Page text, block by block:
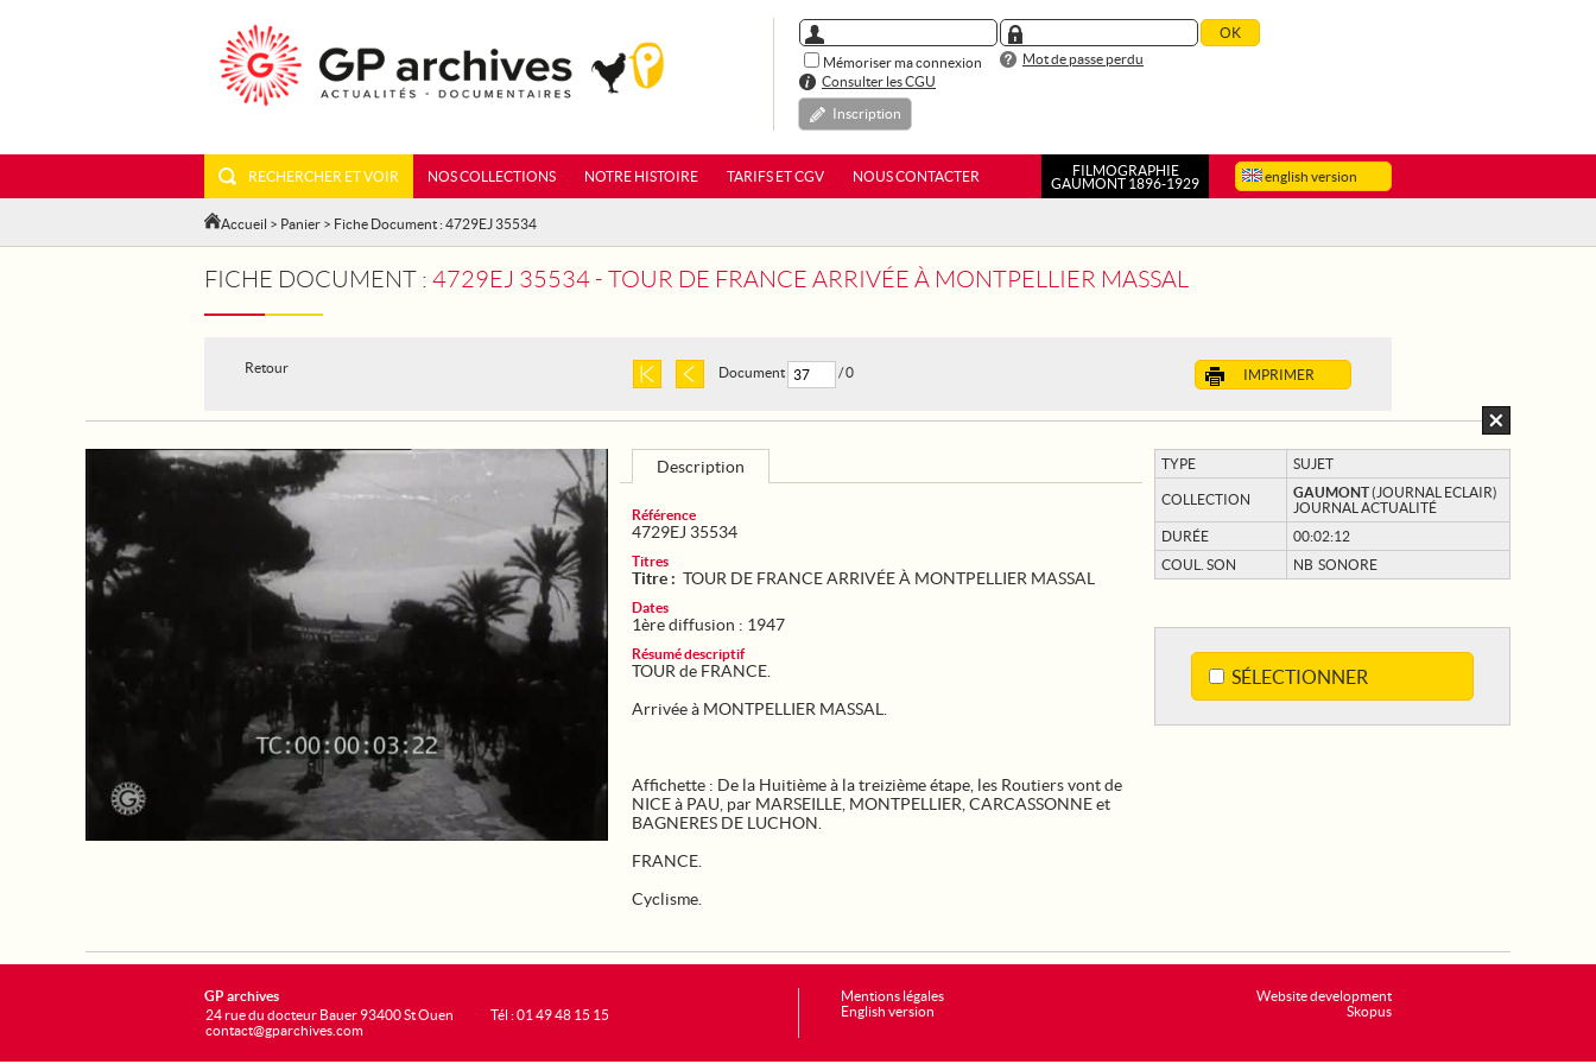
Mémoriser ma connexion
Mot de passe perdu
Consulter les CGU
Inscription
english version
RECHERCHER ET VOIR NOS COLLECTIONS NOTRE HISTOIRE TARIFS ET CGV NOUS CONTACTER
FILMOGRAPHIE
GAUMONT 1896-1929
Accueil > Panier > Fiche Document : 4729EJ 35534
FICHE DOCUMENT : 4729EJ 35534 - TOUR DE FRANCE ARRIVÉE À MONTPELLIER MASSAL
Retour IMPRIMER
Document / 0
TYPE SUJET
COLLECTION GAUMONT(JOURNAL ECLAIR)
JOURNAL ACTUALITÉ
DURÉE
00:02:12
COUL. SON
NB SONORE
SÉLECTIONNER
Description
Référence
4729EJ 35534
Titres
Titre : TOUR DE FRANCE ARRIVÉE À MONTPELLIER MASSAL
Dates
1ère diffusion : 1947
Résumé descriptif
TOUR de FRANCE.
Arrivée à MONTPELLIER MASSAL.
Affichette : De la Huitième à la treizième étape, les Routiers vont de
NICE à PAU, par MARSEILLE, MONTPELLIER, CARCASSONNE et
BAGNERES DE LUCHON.
FRANCE.
Cyclisme.
Website development
Skopus
GP archives
24 rue du docteur Bauer 93400 St Ouen
contact@gparchives.com
Tél : 01 49 48 15 15
Mentions légales
English version